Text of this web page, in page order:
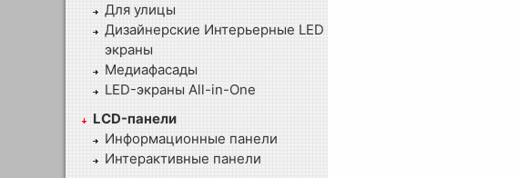
Для улицы
Дизайнерские Интерьерные LED
экраны
Медиафасады
LED-экраны All-in-One
LCD-панели
Информационные панели
Интерактивные панели